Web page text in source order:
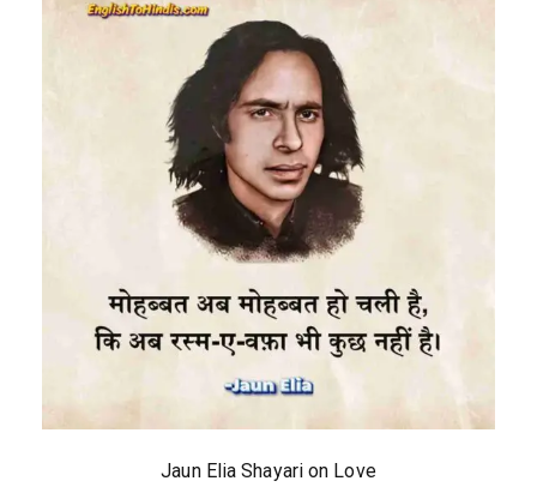
Jaun Elia Shayari on Love